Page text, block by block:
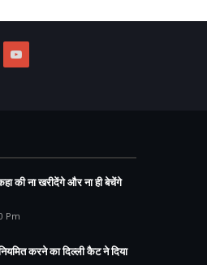
की ना खरीदेंगे और ना ही बेचेंगे
Pm
करने का दिल्ली कैट ने दिया